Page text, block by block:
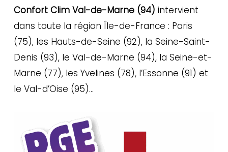
Confort Clim Val-de-Marne (94) intervient
dans toute la région Île-de-France : Paris
(75), les Hauts-de-Seine (92), la Seine-Saint-
Denis (93), le Val-de-Marne (94), la Seine-et-
Marne (77), les Yvelines (78), l’Essonne (91) et
le Val-d’Oise (95)…